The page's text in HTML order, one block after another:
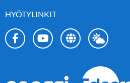
HYÖTYLINKIT